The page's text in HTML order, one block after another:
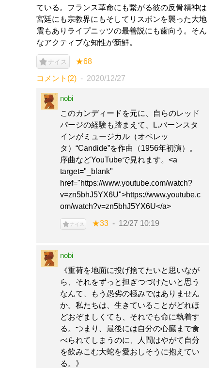
ている。フランス革命にも繋がる彼の反骨精神は
宮廷にも宗教界にもそしてリスボンを襲った大地
震もありライプニッツの最善説にも歯向う。そん
なアクティブな知性が新鮮。
ナイス ★68
コメント(2) 2020/12/27
nobi
このカンディードを元に、自らのレッド
パージの経験も踏まえて、L.バーンスタ
インがミュージカル（オペレッ
タ）“Candide”を作曲（1956年初演）。
序曲などYouTubeで見れます。<a
target="_blank"
href="https://www.youtube.com/watch?
v=zn5bhJ5YX6U">https://www.youtube.c
om/watch?v=zn5bhJ5YX6U</a>
ナイス ★33 12/27 10:19
nobi
《重荷を地面に投げ捨てたいと思いなが
ら、それをずっと担ぎつづけたいと思う
なんて、もう愚劣の極みではありません
か。私たちは、生きていることがどれほ
どおぞましくても、それでも命に執着す
る。つまり、最後には自分の心臓まで食
べられてしまうのに、人間はやがて自分
を飲みこむ大蛇を愛おしそうに抱えてい
る。》